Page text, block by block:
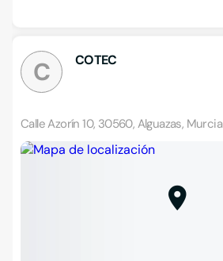
C COTEC
Calle Azorín 10, 30560, Alguazas, Murcia